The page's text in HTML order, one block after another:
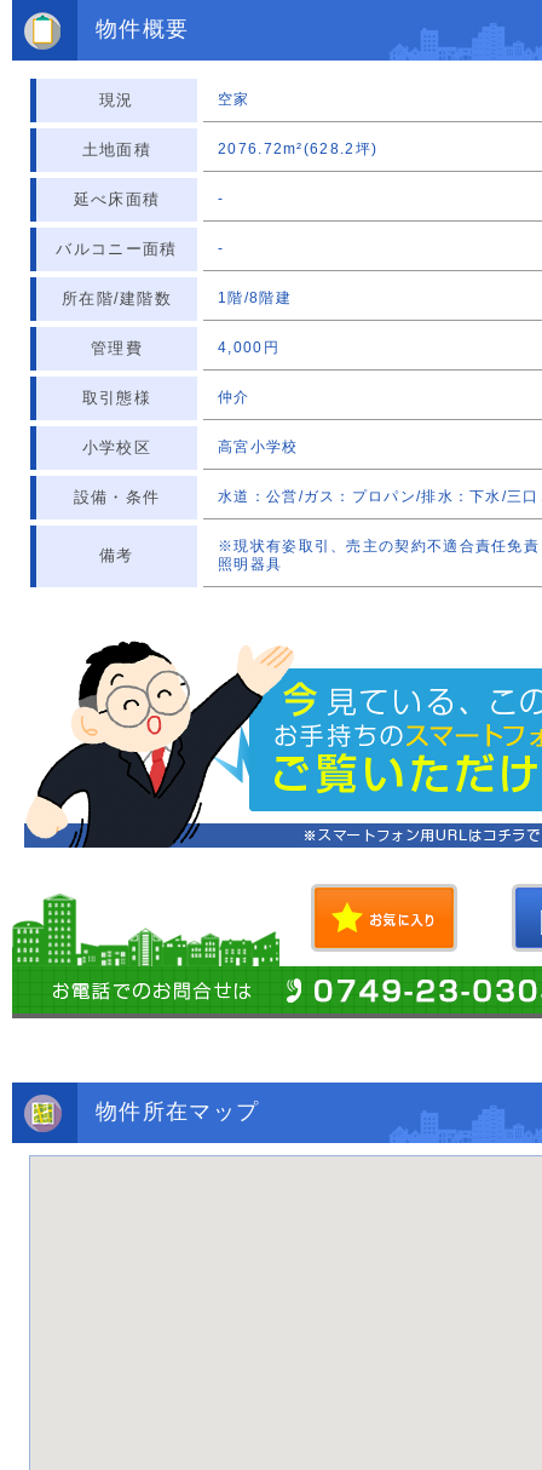
物件概要
現況 空家
土地面積 2076.72m²(628.2坪)
延べ床面積 -
バルコニー面積 -
所在階/建階数 1階/8階建
管理費 4,000円
取引態様 仲介
小学校区 高宮小学校
設備・条件 水道：公営/ガス：プロパン/排水：下水/三
備考
※現状有姿取引、売主の契約不適合責任免責
照明器具
物件所在マップ